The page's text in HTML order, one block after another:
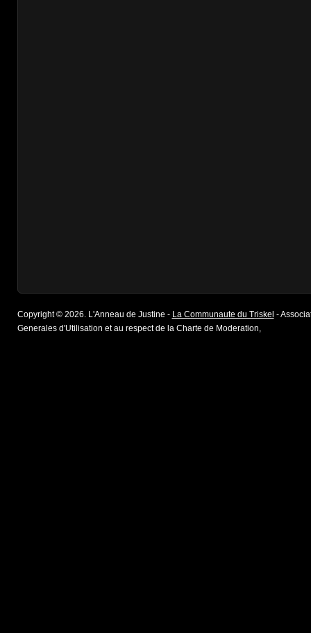
Copyright © 2026. L'Anneau de Justine - La Communaute du Triskel -
Generales d'Utilisation et au respect de la Charte de Moderation,